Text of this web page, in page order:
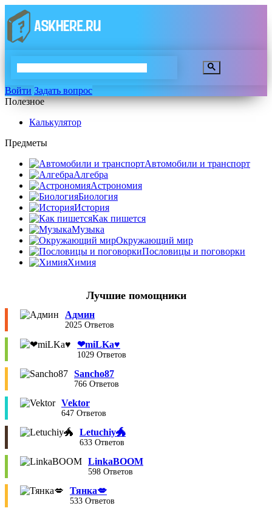
Войти Задать вопрос
Полезное
Калькулятор
Предметы
Автомобили и транспорт
Алгебра
Астрономия
Биология
История
Как пишется
Музыка
Окружающий мир
Пословицы и поговорки
Химия
Лучшие помощники
Админ
2025 Ответов
❤︎miLKa♥︎
1029 Ответов
Sancho87
766 Ответов
Vektor
647 Ответов
Letuchiy🐲
633 Ответов
LinkaBOOM
598 Ответов
Тянка💋
533 Ответов